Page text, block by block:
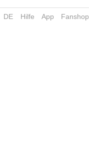
DE Hilfe App Fanshop